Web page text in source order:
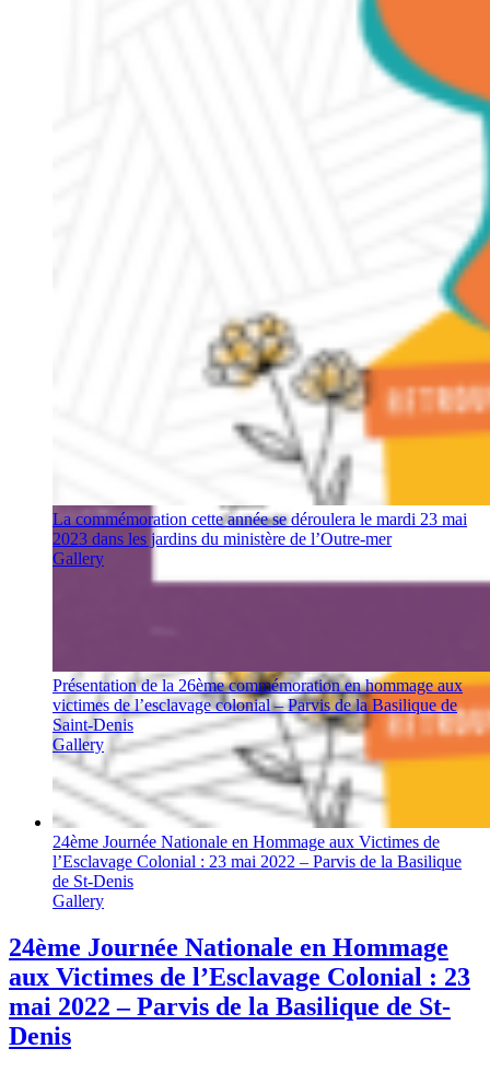
Présentation de la 26ème commémoration en hommage aux
victimes de l’esclavage colonial – Parvis de la Basilique de
Saint-Denis
Gallery
La commémoration cette année se déroulera le mardi 23 mai
2023 dans les jardins du ministère de l’Outre-mer
Gallery
24ème Journée Nationale en Hommage aux Victimes de
l’Esclavage Colonial : 23 mai 2022 – Parvis de la Basilique
de St-Denis
Gallery
24ème Journée Nationale en Hommage
aux Victimes de l’Esclavage Colonial : 23
mai 2022 – Parvis de la Basilique de St-
Denis